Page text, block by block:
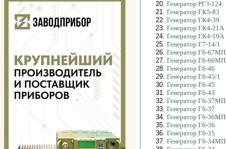
20. Генератор РГ3-124
21. Генератор ГК5-83
22. Генератор ГК4-39
23. Генератор ГК4-21А
24. Генератор ГК4-19А
25. Генератор Г7-14/1
26. Генератор Г6-67МП
27. Генератор Г6-66МП
28. Генератор Г6-46
29. Генератор Г6-45/1
30. Генератор Г6-45
31. Генератор Г6-43
32. Генератор Г6-37МП
33. Генератор Г6-37
34. Генератор Г6-36МП
35. Генератор Г6-36
36. Генератор Г6-35
37. Генератор Г6-34МП